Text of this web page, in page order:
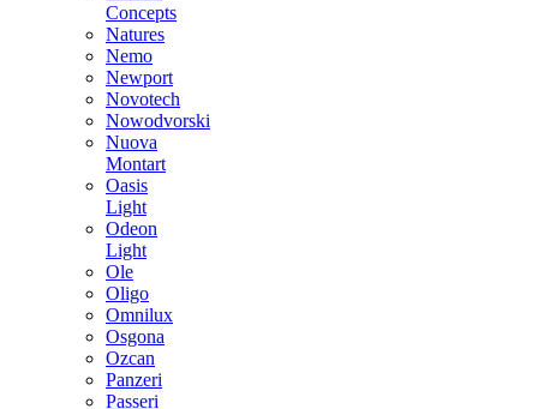
Concepts
Natures
Nemo
Newport
Novotech
Nowodvorski
Nuova
Montart
Oasis
Light
Odeon
Light
Ole
Oligo
Omnilux
Osgona
Ozcan
Panzeri
Passeri